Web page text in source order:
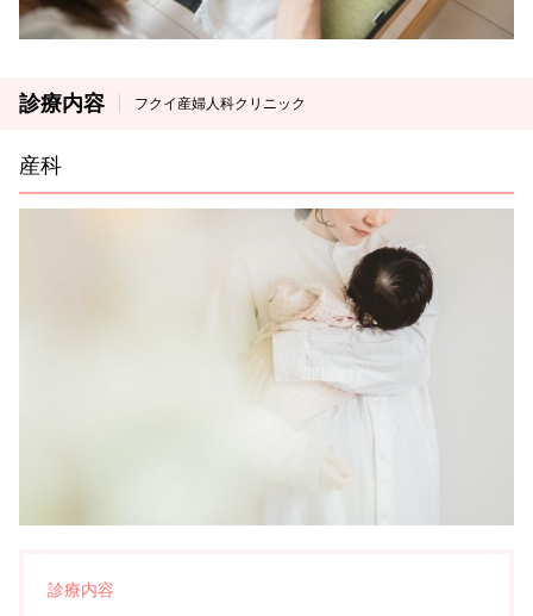
診療内容 フクイ産婦人科クリニック
産科
診療内容